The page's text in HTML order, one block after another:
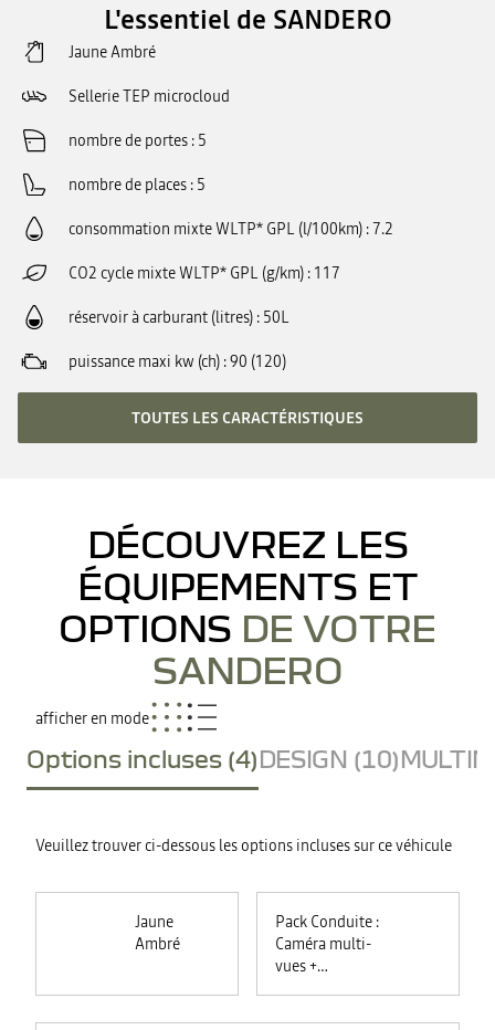
L'essentiel de SANDERO
Jaune Ambré
Sellerie TEP microcloud
nombre de portes 5
nombre de places 5
consommation mixte WLTP* GPL (l/100km) 7.2
CO2 cycle mixte WLTP* GPL (g/km) 117
réservoir à carburant (litres) 50L
puissance maxi kw (ch) 90 (120)
TOUTES LES CARACTÉRISTIQUES
DÉCOUVREZ LES
ÉQUIPEMENTS ET
OPTIONS DE VOTRE
SANDERO
afficher en mode
Options incluses (4)DESIGN (10)
Veuillez trouver ci-dessous les options incluses sur ce véhicule
Jaune
Ambré
Pack Conduite :
Caméra multi-
vues +